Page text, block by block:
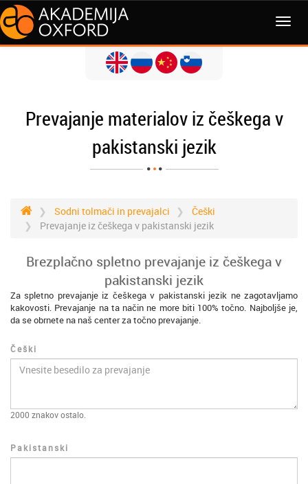
MENI
Prevajanje materialov iz češkega v
pakistanski jezik
Sodni tolmači in prevajalci
Češki
Prevajanje iz češkega v pakistanski jezik
Brezplačno spletno prevajanje iz češkega v
pakistanski jezik
Za spletno prevajanje iz češkega v pakistanski jezik ne zagotavljamo
kakovosti. Prevajanje na ta način ne more biti 100% točno. Najboljše je,
da se obrnete na naš center za točno prevajanje.
Češki
2000 znakov ostalo.
Pakistanski